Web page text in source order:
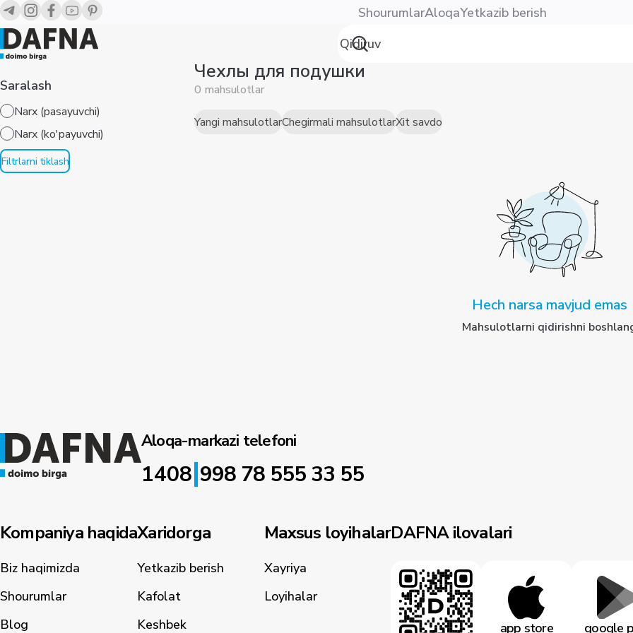
ShourumlarAloqaYetkazib berish
Saralash
Narx (pasayuvchi)
Narx (ko'payuvchi)
Filtrlarni tiklash
Чехлы для подушки
0 mahsulotlar
Yangi mahsulotlarChegirmali mahsulotlarXit savdo
Hech narsa mavjud emas
Mahsulotlarni qidirishni
Aloqa-markazi telefoni
1408|998 78 555 33 55
Kompaniya haqida
Biz haqimizda
Shourumlar
Blog
Xaridorga
Yetkazib berish
Kafolat
Keshbek
Maxsus loyihalar
Xayriya
Loyihalar
DAFNA ilovalari
app store google